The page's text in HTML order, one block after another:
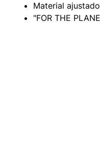
Material
"FOR THE